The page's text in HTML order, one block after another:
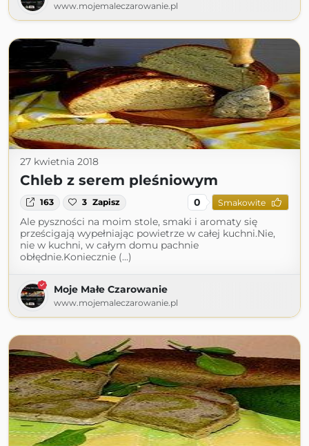
www.mojemaleczarowanie.pl
27 kwietnia 2018
Chleb z serem pleśniowym
163 3 Zapisz 0 Smakowite
Ale pyszności na moim stole, smaki i aromaty się
prześcigają wypełniając powietrze w całej kuchni.Nie,
nie w kuchni, w całym domu pachnie
obłędnie.Koniecznie (...)
Moje Małe Czarowanie
www.mojemaleczarowanie.pl